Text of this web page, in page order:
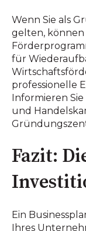
Wenn Sie als
gelten, können
für
professionelle
Informieren
und
Fazit:
Ein
Ihres